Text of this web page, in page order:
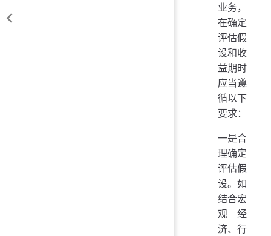
业务，
在确定
评估假
设和收
益期时
应当遵
循以下
要求：
一是合
理确定
评估假
设。如
结合宏
观经
济、行